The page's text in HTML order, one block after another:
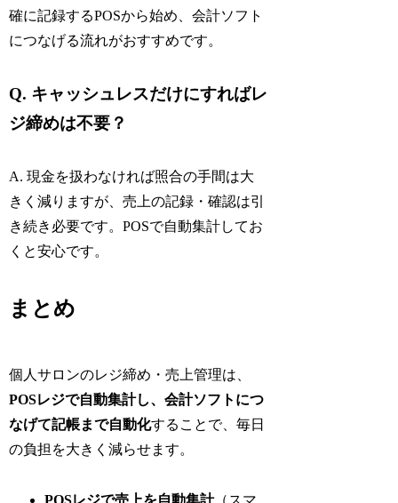
確に記録するPOSから始め、会計ソフト
につなげる流れがおすすめです。
Q. キャッシュレスだけにすればレ
ジ締めは不要？
A. 現金を扱わなければ照合の手間は大
きく減りますが、売上の記録・確認は引
き続き必要です。POSで自動集計してお
くと安心です。
まとめ
個人サロンのレジ締め・売上管理は、
POSレジで自動集計し、会計ソフトにつ
なげて記帳まで自動化することで、毎日
の負担を大きく減らせます。
POSレジで売上を自動集計（スマ